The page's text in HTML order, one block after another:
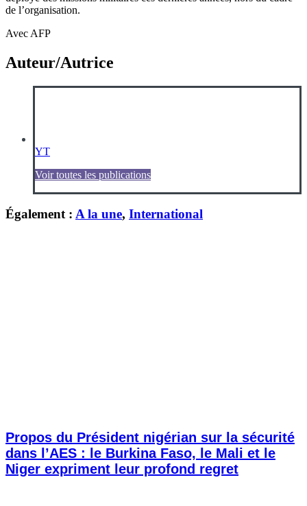
de l’organisation.
Avec AFP
Auteur/Autrice
YT
Voir toutes les publications
Également : A la une, International
Propos du Président nigérian sur la sécurité
dans l’AES : le Burkina Faso, le Mali et le
Niger expriment leur profond regret